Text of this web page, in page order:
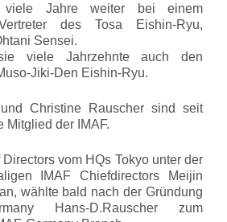
viele Jahre weiter bei einem
des Tosa Eishin-Ryu,
Sensei.
viele Jahrzehnte auch den
Jiki-Den Eishin-Ryu.
und Christine Rauscher sind seit
Mitglied der IMAF.
vom HQs Tokyo unter der
IMAF Chiefdirectors Meijin
wählte bald nach der Gründung
Hans-D.Rauscher zum